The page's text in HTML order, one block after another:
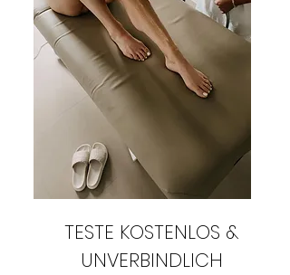
TESTE KOSTENLOS &
UNVERBINDLICH